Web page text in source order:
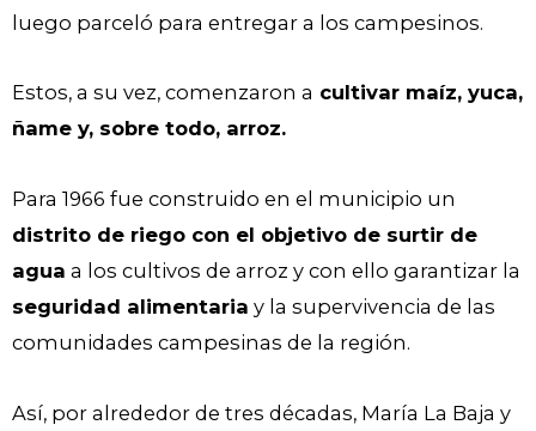
luego parceló para entregar a los campesinos.
Estos, a su vez, comenzaron a cultivar maíz, yuca,
ñame y, sobre todo, arroz.
Para 1966 fue construido en el municipio un
distrito de riego con el objetivo de surtir de
agua a los cultivos de arroz y con ello garantizar la
seguridad alimentaria y la supervivencia de las
comunidades campesinas de la región.
Así, por alrededor de tres décadas, María La Baja y